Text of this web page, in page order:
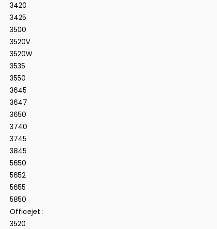
3420
3425
3500
3520V
3520W
3535
3550
3645
3647
3650
3740
3745
3845
5650
5652
5655
5850
Officejet :
3520